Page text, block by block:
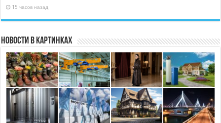
15 часов назад
Новости в картинках